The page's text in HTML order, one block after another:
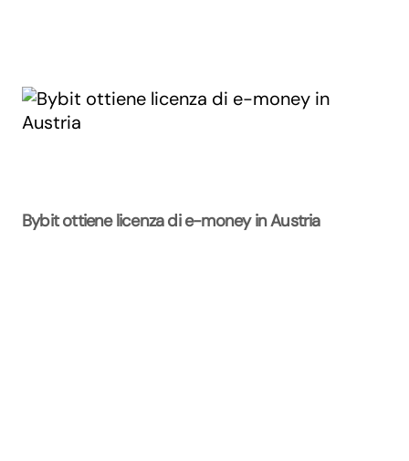
Bybit ottiene licenza di e-money in Austria